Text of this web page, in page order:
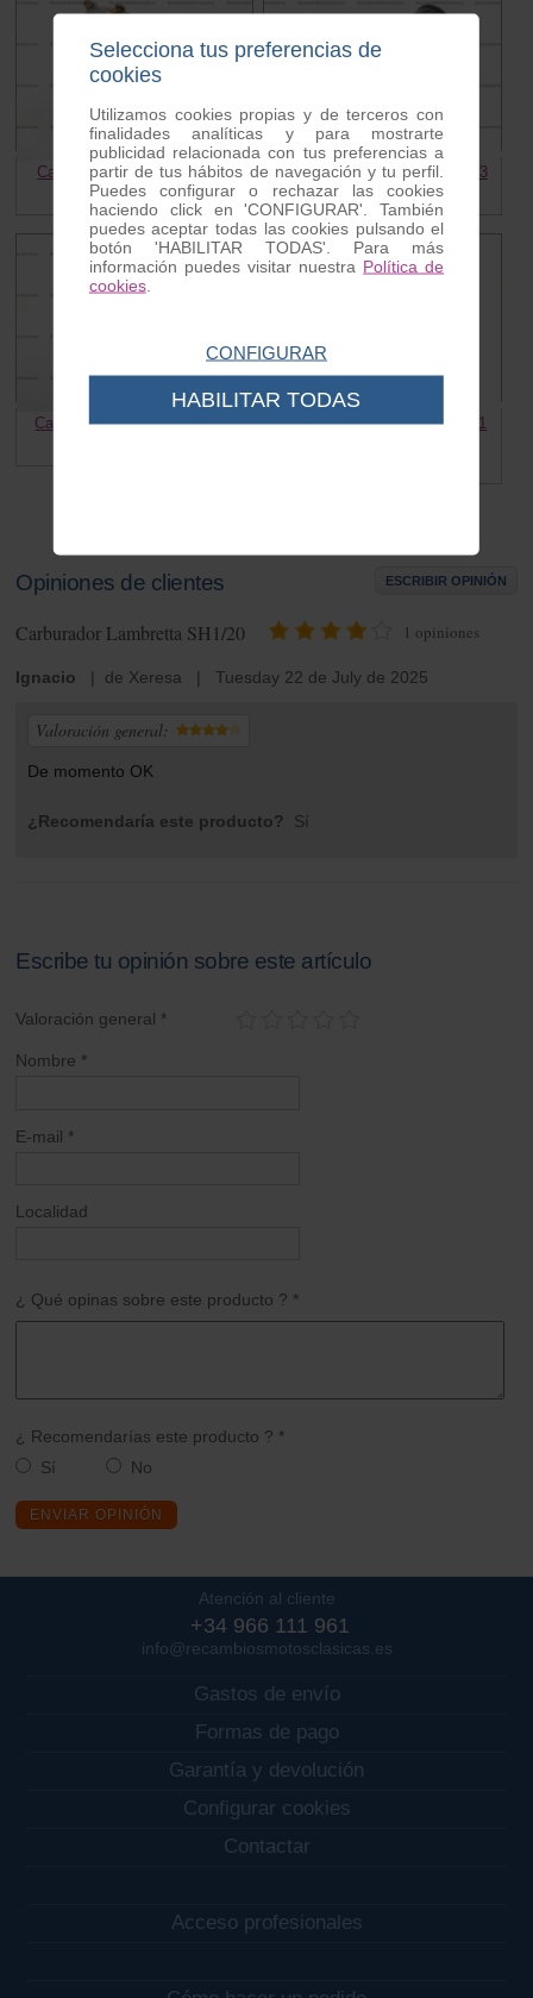
Carburador Lambretta LI S. 2
72.00 €
Fuelle admision Lambretta S3
17.00 €
Carburador Lambretta SH2/22
Chicle starter carburador SH1
Opiniones de clientes ESCRIBIR OPINIÓN
Carburador Lambretta SH1/20 1 opiniones
Ignacio | de Xeresa | Tuesday 22 de July de 2025
Valoración general:
De momento OK
¿Recomendaría este producto? Sí
Escribe tu opinión sobre este artículo
Valoración general *
Nombre *
E-mail *
Localidad
¿ Qué opinas sobre este producto ? *
¿ Recomendarías este producto ? *
Sí
No
ENVIAR OPINIÓN
Atención al cliente
+34 966 111 961
info@recambiosmotosclasicas.es
Gastos de envío
Formas de pago
Garantía y devolución
Configurar cookies
Contactar
Acceso profesionales
Selecciona tus preferencias de
cookies
Utilizamos cookies propias y de terceros con
finalidades analíticas y para mostrarte
publicidad relacionada con tus preferencias a
partir de tus hábitos de navegación y tu perfil.
Puedes configurar o rechazar las cookies
haciendo click en 'CONFIGURAR'. También
puedes aceptar todas las cookies pulsando el
botón 'HABILITAR TODAS'. Para más
información puedes visitar nuestra Política de
cookies.
CONFIGURAR
HABILITAR TODAS